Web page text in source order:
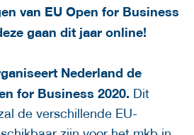
van EU Open for Business
gaan dit jaar online!
Nederland de
for Business 2020. Dit
de verschillende EU-